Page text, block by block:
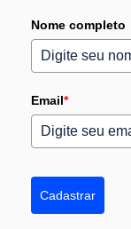
Nome completo
Email*
Cadastrar